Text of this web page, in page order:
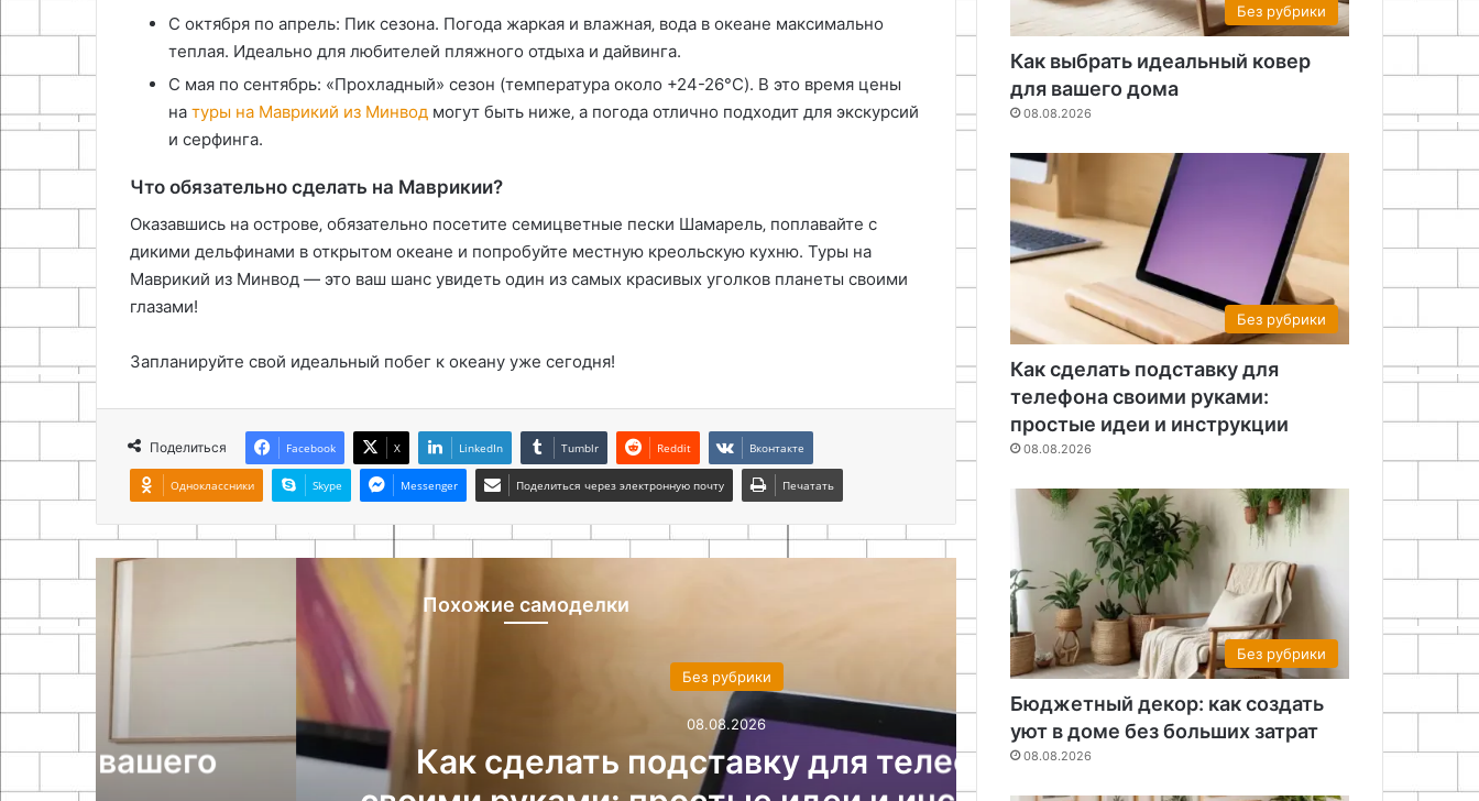
С октября по апрель: Пик сезона. Погода жаркая и влажная‚ вода в океане максимально
теплая. Идеально для любителей пляжного отдыха и дайвинга.
С мая по сентябрь: «Прохладный» сезон (температура около +24-26°C). В это время цены
на туры на Маврикий из Минвод могут быть ниже‚ а погода отлично подходит для экскурсий
и серфинга.
Что обязательно сделать на Маврикии?
Оказавшись на острове‚ обязательно посетите семицветные пески Шамарель‚ поплавайте с
дикими дельфинами в открытом океане и попробуйте местную креольскую кухню. Туры на
Маврикий из Минвод — это ваш шанс увидеть один из самых красивых уголков планеты своими
глазами!
Запланируйте свой идеальный побег к океану уже сегодня!
Поделиться Facebook X LinkedIn Tumblr Reddit Вконтакте
Одноклассники Skype Messenger Поделиться через электронную почту Печатать
Похожие самоделки
Как сделать подставку для телефона
Без рубрики
Бюджетный декор: как
Без рубрики
Как выбрать идеальный ковер
для вашего дома
08.08.2026
Без рубрики
Как сделать подставку для
телефона своими руками:
простые идеи и инструкции
08.08.2026
Без рубрики
Бюджетный декор: как создать
уют в доме без больших затрат
08.08.2026